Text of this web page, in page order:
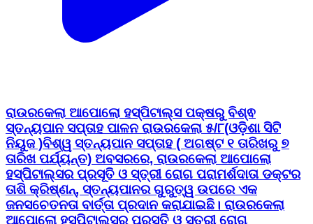
ରାଉରକେଲା ଆପୋଲୋ ହସ୍ପିଟାଲ୍ସ ପକ୍ଷରୁ ବିଶ୍ଵ
ସ୍ତନ୍ୟପାନ ସପ୍ତାହ ପାଳନ ରାଉରକେଲା ୫/୮(ଓଡ଼ିଶା ସିଟି
ନିୟୁଜ )ବିଶ୍ୱ ସ୍ତନ୍ୟପାନ ସପ୍ତାହ ( ଅଗଷ୍ଟ ୧ ତାରିଖରୁ ୭
ତାରିଖ ପର୍ଯ୍ୟନ୍ତ) ଅବସରରେ, ରାଉରକେଲା ଆପୋଲୋ
ହସ୍ପିଟାଲ୍ସର ପ୍ରସୂତି ଓ ସ୍ତ୍ରୀ ରୋଗ ପରାମର୍ଶଦାତା ଡକ୍ଟର
ତାଶି କ୍ରିଷ୍ଣନ୍, ସ୍ତନ୍ୟପାନର ଗୁରୁତ୍ୱ ଉପରେ ଏକ
ଜନସଚେତନତା ବାର୍ତ୍ତା ପ୍ରଦାନ କରାଯାଇଛି। ରାଉରକେଲା
ଆପୋଲୋ ହସ୍ପିଟାଲ୍ସର ପ୍ରସୂତି ଓ ସ୍ତ୍ରୀ ରୋଗ